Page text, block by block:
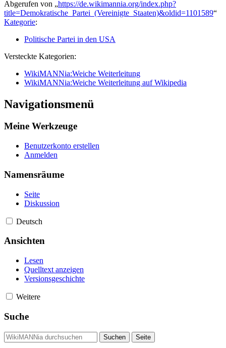
Abgerufen von „https://de.wikimannia.org/index.php?
title=Demokratische_Partei_(Vereinigte_Staaten)&oldid=1101589“
Kategorie:
Politische Partei in den USA
Versteckte Kategorien:
WikiMANNia:Weiche Weiterleitung
WikiMANNia:Weiche Weiterleitung auf Wikipedia
Navigationsmenü
Meine Werkzeuge
Benutzerkonto erstellen
Anmelden
Namensräume
Seite
Diskussion
Deutsch
Ansichten
Lesen
Quelltext anzeigen
Versionsgeschichte
Weitere
Suche